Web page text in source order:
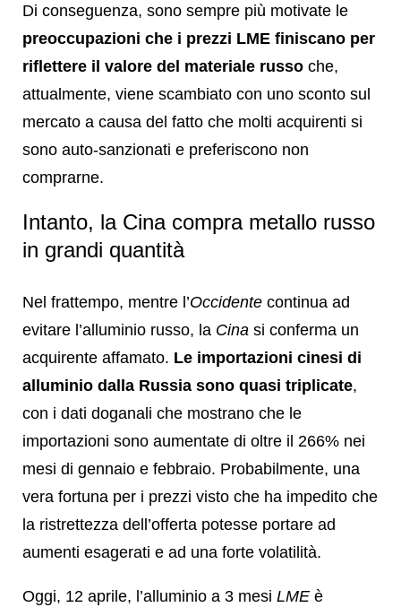
Di conseguenza, sono sempre più motivate le
preoccupazioni che i prezzi LME finiscano per
riflettere il valore del materiale russo che,
attualmente, viene scambiato con uno sconto sul
mercato a causa del fatto che molti acquirenti si
sono auto-sanzionati e preferiscono non
comprarne.
Intanto, la Cina compra metallo russo
in grandi quantità
Nel frattempo, mentre l’Occidente continua ad
evitare l’alluminio russo, la Cina si conferma un
acquirente affamato. Le importazioni cinesi di
alluminio dalla Russia sono quasi triplicate,
con i dati doganali che mostrano che le
importazioni sono aumentate di oltre il 266% nei
mesi di gennaio e febbraio. Probabilmente, una
vera fortuna per i prezzi visto che ha impedito che
la ristrettezza dell’offerta potesse portare ad
aumenti esagerati e ad una forte volatilità.
Oggi, 12 aprile, l’alluminio a 3 mesi LME è